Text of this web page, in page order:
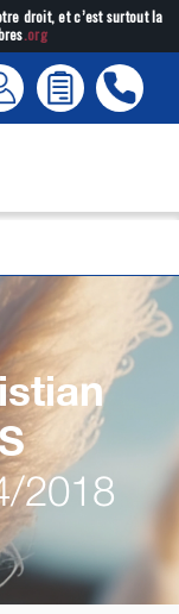
droit, et c’est surtout la
.org
2018